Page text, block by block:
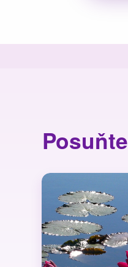
Posuňte